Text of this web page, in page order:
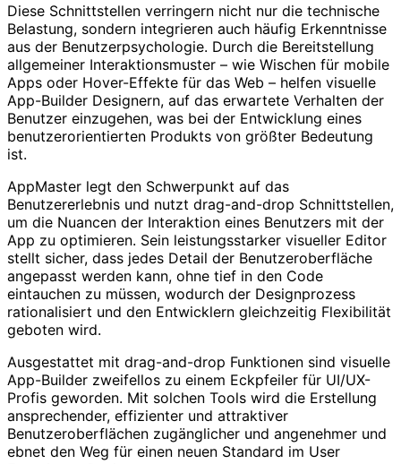
Diese Schnittstellen verringern nicht nur die technische
Belastung, sondern integrieren auch häufig Erkenntnisse
aus der Benutzerpsychologie. Durch die Bereitstellung
allgemeiner Interaktionsmuster – wie Wischen für mobile
Apps oder Hover-Effekte für das Web – helfen visuelle
App-Builder Designern, auf das erwartete Verhalten der
Benutzer einzugehen, was bei der Entwicklung eines
benutzerorientierten Produkts von größter Bedeutung
ist.
AppMaster legt den Schwerpunkt auf das
Benutzererlebnis und nutzt drag-and-drop Schnittstellen,
um die Nuancen der Interaktion eines Benutzers mit der
App zu optimieren. Sein leistungsstarker visueller Editor
stellt sicher, dass jedes Detail der Benutzeroberfläche
angepasst werden kann, ohne tief in den Code
eintauchen zu müssen, wodurch der Designprozess
rationalisiert und den Entwicklern gleichzeitig Flexibilität
geboten wird.
Ausgestattet mit drag-and-drop Funktionen sind visuelle
App-Builder zweifellos zu einem Eckpfeiler für UI/UX-
Profis geworden. Mit solchen Tools wird die Erstellung
ansprechender, effizienter und attraktiver
Benutzeroberflächen zugänglicher und angenehmer und
ebnet den Weg für einen neuen Standard im User